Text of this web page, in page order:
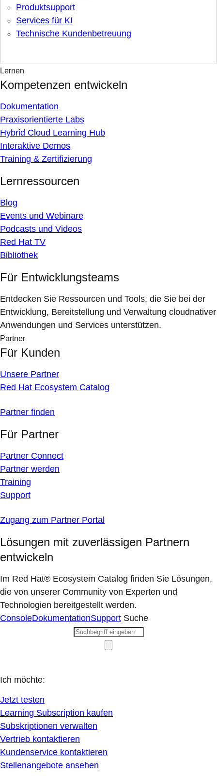
Produktsupport
Services für KI
Technische Kundenbetreuung
Lernen
Kompetenzen entwickeln
Dokumentation
Praxisorientierte Labs
Hybrid Cloud Learning Hub
Interaktive Demos
Training & Zertifizierung
Lernressourcen
Blog
Events und Webinare
Podcasts und Videos
Red Hat TV
Bibliothek
Für Entwicklungsteams
Entdecken Sie Ressourcen und Tools, die Sie bei der
Entwicklung, Bereitstellung und Verwaltung cloudnativer
Anwendungen und Services unterstützen.
Partner
Für Kunden
Unsere Partner
Red Hat Ecosystem Catalog
Partner finden
Für Partner
Partner Connect
Partner werden
Training
Support
Zugang zum Partner Portal
Lösungen mit zuverlässigen Partnern
entwickeln
Im Red Hat® Ecosystem Catalog finden Sie Lösungen,
die von unserer Community von Experten und
Technologien bereitgestellt werden.
ConsoleDokumentationSupport Suche
Ich möchte:
Jetzt testen
Learning Subscription kaufen
Subskriptionen verwalten
Vertrieb kontaktieren
Kundenservice kontaktieren
Stellenangebote ansehen